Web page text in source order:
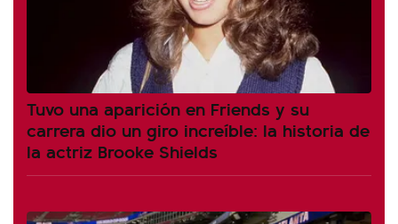
Tuvo una aparición en Friends y su
carrera dio un giro increíble: la historia de
la actriz Brooke Shields